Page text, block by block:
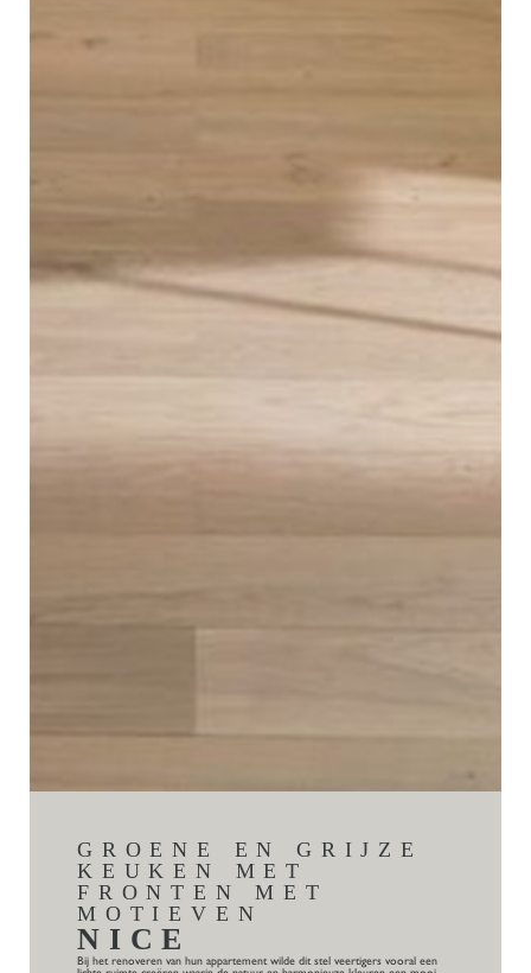
GROENE EN GRIJZE
KEUKEN MET
FRONTEN MET
MOTIEVEN
NICE
Bij het renoveren van hun appartement wilde dit stel veertigers vooral een